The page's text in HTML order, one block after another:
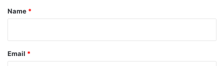
*
Name *
Email *